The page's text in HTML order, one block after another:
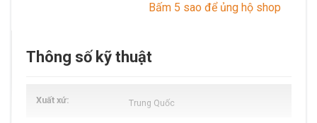
Bấm 5 sao để ủng hộ shop
Thông số kỹ thuật
Xuất xứ Trung Quốc